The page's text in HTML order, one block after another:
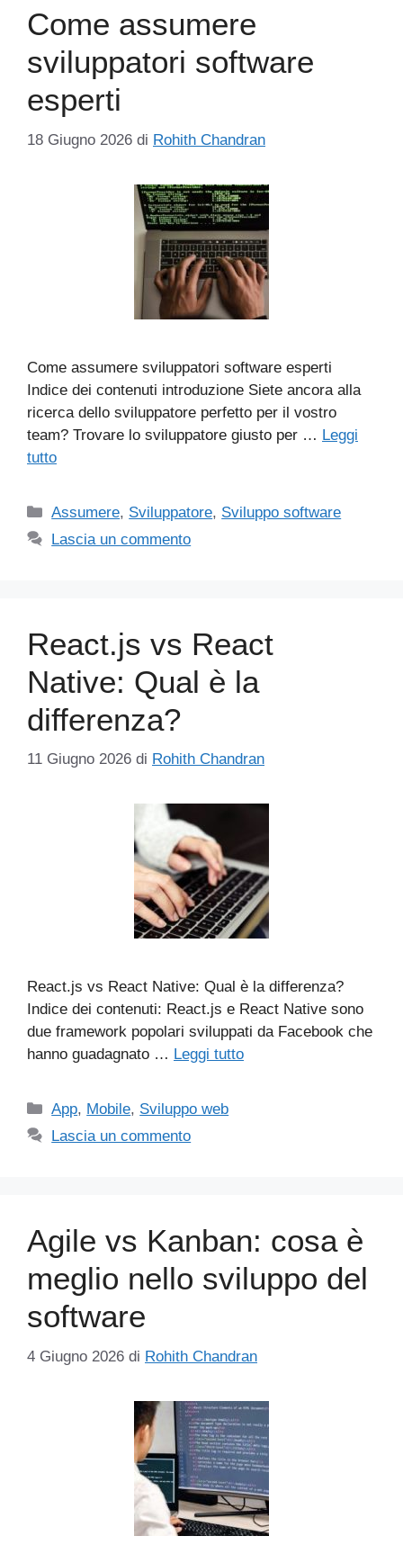
Come assumere
sviluppatori software
esperti
18 Giugno 2026 di Rohith Chandran
Come assumere sviluppatori software esperti
Indice dei contenuti introduzione Siete ancora alla
ricerca dello sviluppatore perfetto per il vostro
team? Trovare lo sviluppatore giusto per … Leggi
tutto
Categorie
Assumere, Sviluppatore, Sviluppo software
Lascia un commento
React.js vs React
Native: Qual è la
differenza?
11 Giugno 2026 di Rohith Chandran
React.js vs React Native: Qual è la differenza?
Indice dei contenuti: React.js e React Native sono
due framework popolari sviluppati da Facebook che
hanno guadagnato … Leggi tutto
Categorie
App, Mobile, Sviluppo web
Lascia un commento
Agile vs Kanban: cosa è
meglio nello sviluppo del
software
4 Giugno 2026 di Rohith Chandran